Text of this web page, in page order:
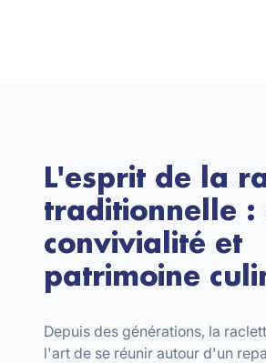
L'esprit de la
traditionnelle :
convivialité et
patrimoine
Depuis des générations, la
l'art de se réunir autour d'un